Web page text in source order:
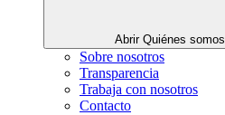
Abrir Quiénes somos
Sobre nosotros
Transparencia
Trabaja con nosotros
Contacto